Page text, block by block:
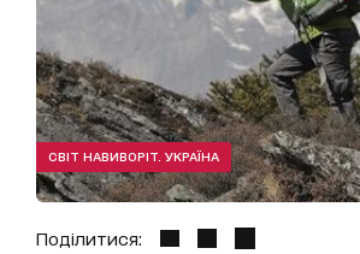
СВІТ НАВИВОРІТ. УКРАЇНА
Поділитися: